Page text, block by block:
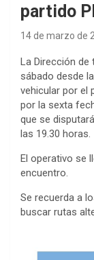
partido
14 de marzo de
La Dirección
sábado desde
vehicular por el
por la sexta
que se
las 19.30 horas.
El operativo se
encuentro.
Se recuerda a
buscar rutas